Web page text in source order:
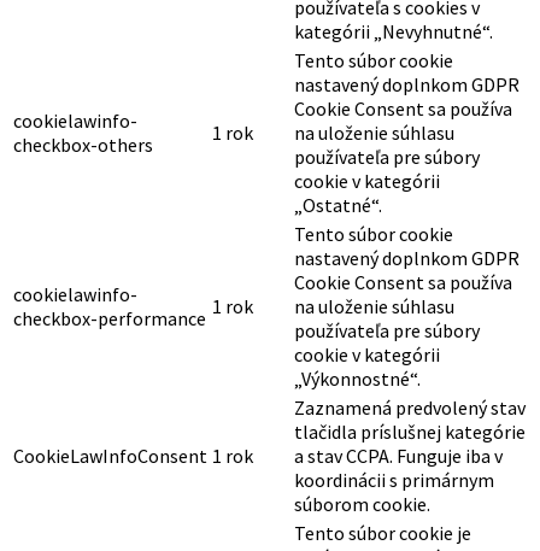
používateľa s cookies v
kategórii „Nevyhnutné“.
cookielawinfo-
checkbox-others
1 rok
Tento súbor cookie
nastavený doplnkom GDPR
Cookie Consent sa používa
na uloženie súhlasu
používateľa pre súbory
cookie v kategórii
„Ostatné“.
cookielawinfo-
checkbox-performance 1 rok
Tento súbor cookie
nastavený doplnkom GDPR
Cookie Consent sa používa
na uloženie súhlasu
používateľa pre súbory
cookie v kategórii
„Výkonnostné“.
CookieLawInfoConsent 1 rok
Zaznamená predvolený stav
tlačidla príslušnej kategórie
a stav CCPA. Funguje iba v
koordinácii s primárnym
súborom cookie.
Tento súbor cookie je